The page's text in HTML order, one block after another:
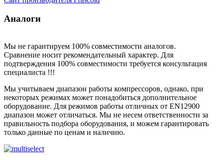
Аналоги
Мы не гарантируем 100% совместимости аналогов.
Сравнение носит рекомендательный характер. Для
подтверждения 100% совместимости требуется консультация
специалиста !!!
Мы учитываем диапазон работы компрессоров, однако, при
некоторых режимах может понадобиться дополнительное
оборудование. Для режимов работы отличных от EN12900
диапазон может отличаться. Мы не несем ответственности за
правильность подбора оборудования, и можем гарантировать
только данные по ценам и наличию.